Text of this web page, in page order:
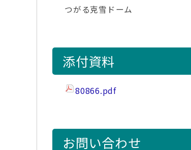
つがる克雪ドーム
添付資料
80866.pdf
お問い合わせ